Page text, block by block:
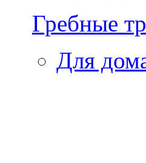
Гребные
Для